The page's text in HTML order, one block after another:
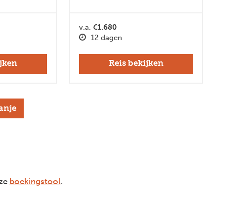
v.a. €1.680
12 dagen
Reis bekijken
boekingstool.